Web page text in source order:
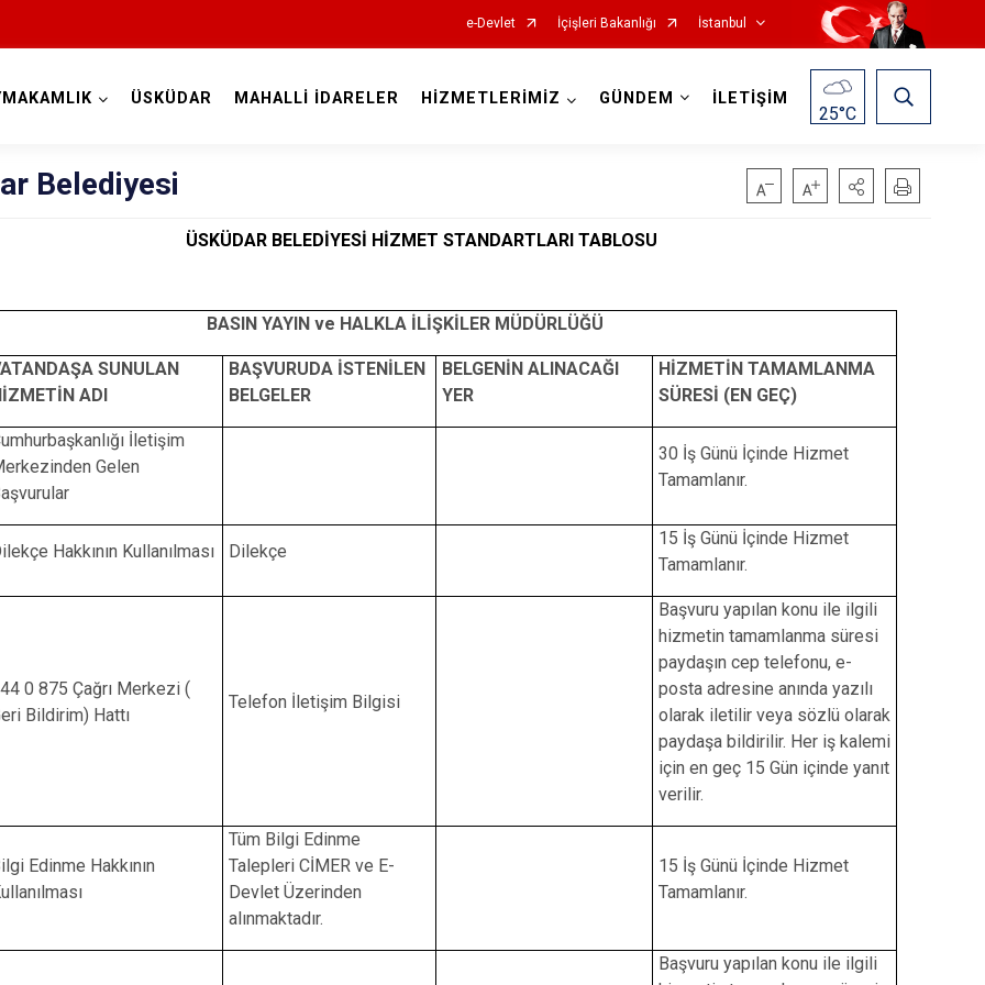
e-Devlet İçişleri Bakanlığı İstanbul
Adalar
Bağcılar
Bakırköy
Beyoğlu
Fatih
Güngören
Kağıthane
Küçükçekmece
Pendik
Ümraniye
Zeytinburnu
Ataşehir
Beylikdüzü
Çekmeköy
Esenyurt
Sancaktepe
Sultangazi
ÜSKÜDAR MAHALLİ İDARELER HİZMETLERİMİZ GÜNDEM İLETİŞİM
25°C
Belediyesi
ÜSKÜDAR BELEDİYESİ HİZMET STANDARTLARI TABLOSU
BASIN YAYIN ve HALKLA İLİŞKİLER MÜDÜRLÜĞÜ
SUNULAN
ADI
BAŞVURUDA İSTENİLEN
BELGELER
BELGENİN ALINACAĞI
YER
HİZMETİN TAMAMLANMA
SÜRESİ (EN GEÇ)
İletişim
Gelen
30 İş Günü İçinde Hizmet
Tamamlanır.
Hakkının Kullanılması Dilekçe
15 İş Günü İçinde Hizmet
Tamamlanır.
0 875 Çağrı Merkezi (
Bildirim) Hattı
Telefon İletişim Bilgisi
Başvuru yapılan konu ile ilgili
hizmetin tamamlanma süresi
paydaşın cep telefonu, e-
posta adresine anında yazılı
olarak iletilir veya sözlü olarak
paydaşa bildirilir. Her iş kalemi
için en geç 15 Gün içinde yanıt
verilir.
Edinme Hakkının
Tüm Bilgi Edinme
Talepleri CİMER ve E-
Devlet Üzerinden
alınmaktadır.
15 İş Günü İçinde Hizmet
Tamamlanır.
Başvuru yapılan konu ile ilgili